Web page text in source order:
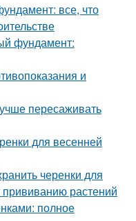
все, что
фундамент:
и
пересаживать
для весенней
черенки для
растений
полное